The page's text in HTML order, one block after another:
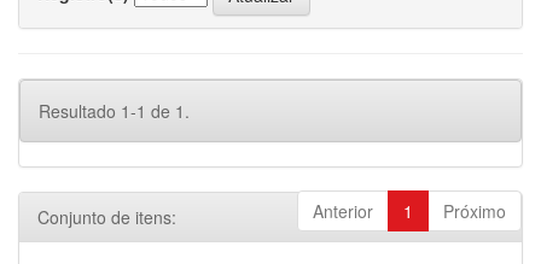
Resultado 1-1 de 1.
Anterior 1 Próximo
Conjunto de itens: